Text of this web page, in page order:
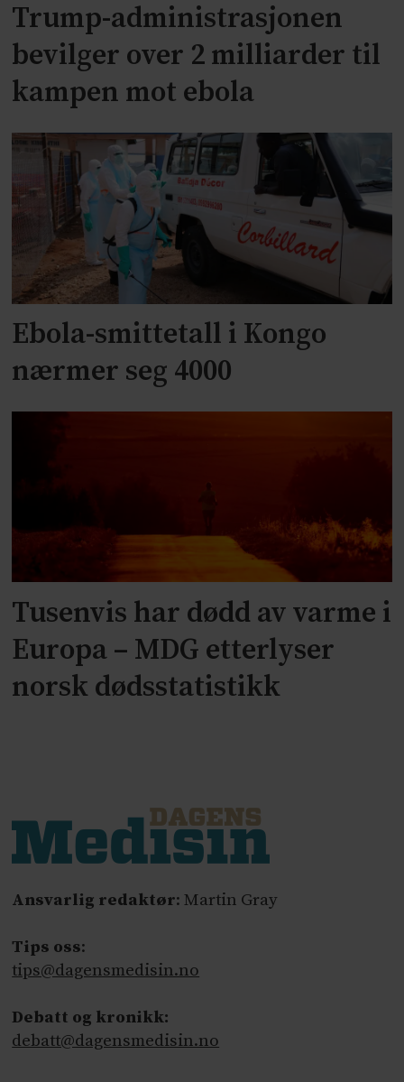
Trump-administrasjonen
bevilger over 2 milliarder til
kampen mot ebola
Ebola-smittetall i Kongo
nærmer seg 4000
Tusenvis har dødd av varme i
Europa – MDG etterlyser
norsk dødsstatistikk
Ansvarlig redaktør: Martin Gray
Tips oss:
tips@dagensmedisin.no
Debatt og kronikk:
debatt@dagensmedisin.no